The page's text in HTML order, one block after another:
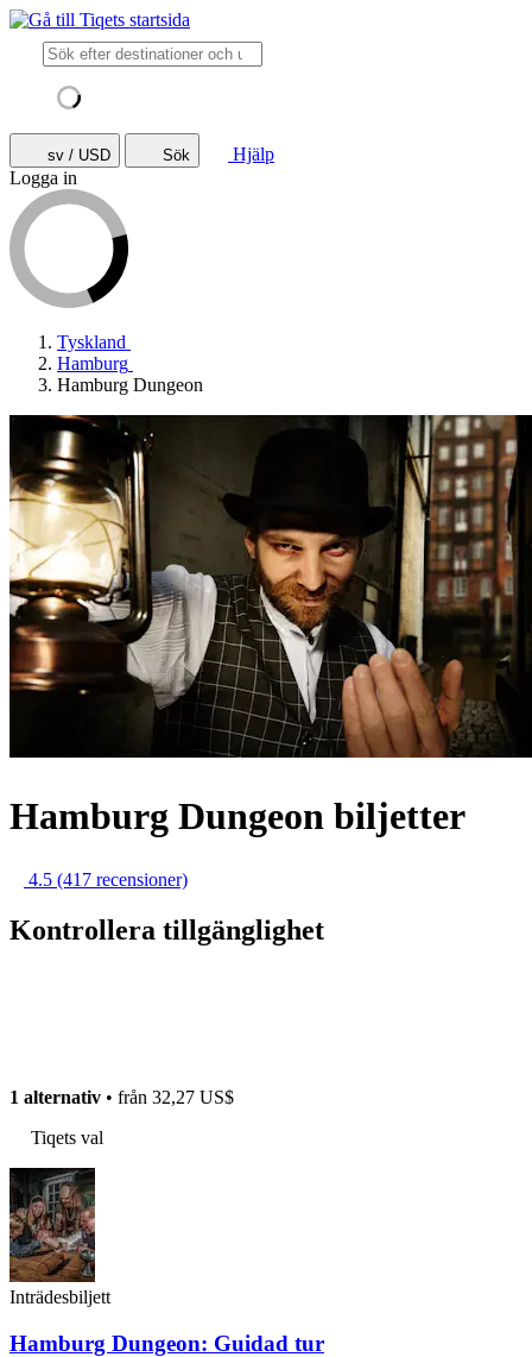
sv / USD Sök
Hjälp
Logga in
Tyskland
Hamburg
Hamburg Dungeon
Hamburg Dungeon biljetter
4.5 (417 recensioner)
Kontrollera tillgänglighet
1 alternativ • från 32,27 US$
Tiqets val
Inträdesbiljett
Hamburg Dungeon: Guidad tur